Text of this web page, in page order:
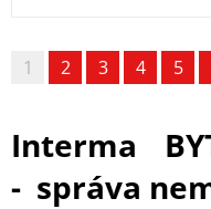
1 2 3 4 5
Interma
- správa